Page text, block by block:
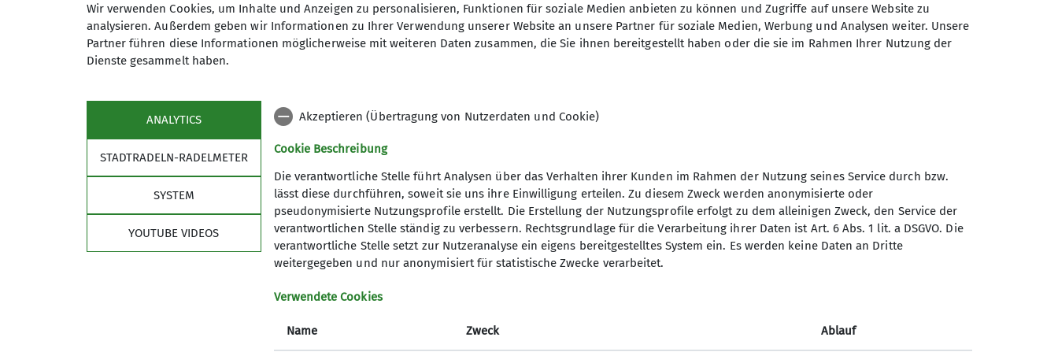
Werner Schindler
Qualifikationen
Trainer*in C Skibergsteigen Trainer*in C MTB Fahrtechnik
Trainer*in C MTB Guide
Vorstand Veranstaltungen Mountainbike
Sektion Partner
Bergzeit - 10% für Mitglieder
Aktuelles
Sektion Zorneding des
Deutschen Alpenvereins e.V.
Wir verwenden Cookies, um Inhalte und Anzeigen zu personalisieren, Funktionen für soziale Medien anbieten zu können und Zugriffe auf unsere Website zu
analysieren. Außerdem geben wir Informationen zu Ihrer Verwendung unserer Website an unsere Partner für soziale Medien, Werbung und Analysen weiter. Unsere
Partner führen diese Informationen möglicherweise mit weiteren Daten zusammen, die Sie ihnen bereitgestellt haben oder die sie im Rahmen Ihrer Nutzung der
Dienste gesammelt haben.
ANALYTICS
STADTRADELN-RADELMETER
SYSTEM
YOUTUBE VIDEOS
Akzeptieren (Übertragung von Nutzerdaten und Cookie)
Cookie Beschreibung
Die verantwortliche Stelle führt Analysen über das Verhalten ihrer Kunden im Rahmen der Nutzung seines Service durch bzw.
lässt diese durchführen, soweit sie uns ihre Einwilligung erteilen. Zu diesem Zweck werden anonymisierte oder
pseudonymisierte Nutzungsprofile erstellt. Die Erstellung der Nutzungsprofile erfolgt zu dem alleinigen Zweck, den Service der
verantwortlichen Stelle ständig zu verbessern. Rechtsgrundlage für die Verarbeitung ihrer Daten ist Art. 6 Abs. 1 lit. a DSGVO. Die
verantwortliche Stelle setzt zur Nutzeranalyse ein eigens bereitgestelltes System ein. Es werden keine Daten an Dritte
weitergegeben und nur anonymisiert für statistische Zwecke verarbeitet.
Verwendete Cookies
Name Zweck Ablauf